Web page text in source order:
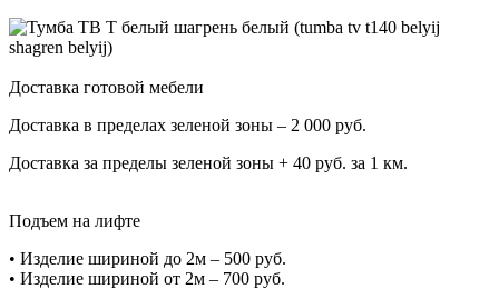
Доставка готовой мебели
Доставка в пределах зеленой зоны – 2 000 руб.
Доставка за пределы зеленой зоны + 40 руб. за 1 км.
Подъем на лифте
• Изделие шириной до 2м – 500 руб.
• Изделие шириной от 2м – 700 руб.